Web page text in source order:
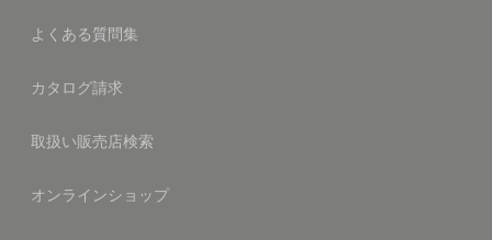
よくある質問集
カタログ請求
取扱い販売店検索
オンラインショップ